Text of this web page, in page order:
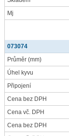
Mj
073074
Průměr (mm)
Úhel kyvu
Připojení
Cena bez DPH
Cena vč. DPH
Cena bez DPH